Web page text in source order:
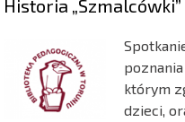
Historia „Szmalcówki”
którym
dzieci,